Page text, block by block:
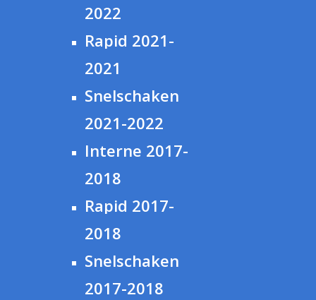
2022
Rapid 2021-
2021
Snelschaken
2021-2022
Interne 2017-
2018
Rapid 2017-
2018
Snelschaken
2017-2018